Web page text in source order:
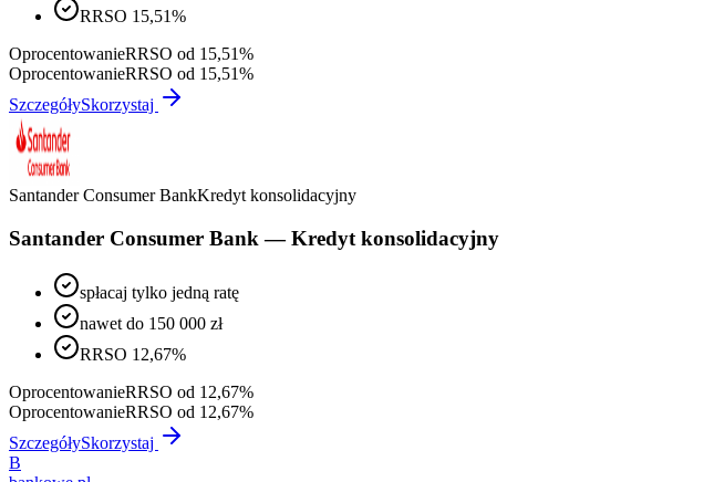
RRSO 15,51%
OprocentowanieRRSO od 15,51%
OprocentowanieRRSO od 15,51%
SzczegółySkorzystaj
Santander Consumer BankKredyt konsolidacyjny
Santander Consumer Bank — Kredyt konsolidacyjny
spłacaj tylko jedną ratę
nawet do 150 000 zł
RRSO 12,67%
OprocentowanieRRSO od 12,67%
OprocentowanieRRSO od 12,67%
SzczegółySkorzystaj
B